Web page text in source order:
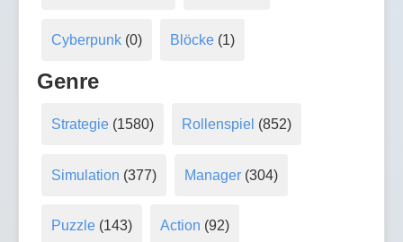
Cyberpunk(0) Blöcke (1)
Genre
Strategie(1580) Rollenspiel (852)
Simulation (377) Manager (304)
Puzzle(143) Action (92)